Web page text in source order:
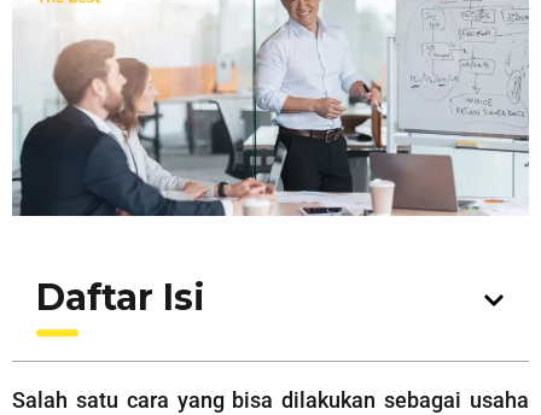
Daftar Isi
Salah satu cara yang bisa dilakukan sebagai usaha